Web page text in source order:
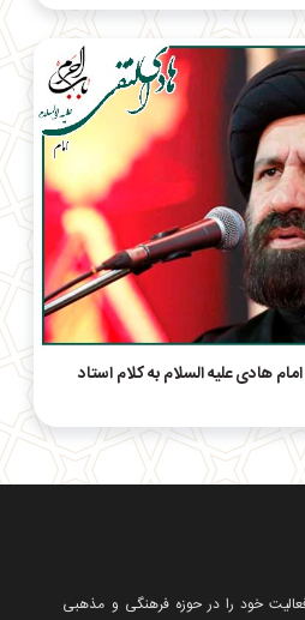
هادی علیه السلام به کلام استاد
"باب الحرم" از سال 90 فعالیت خود را در حوزه فرهنگی و مذهبی